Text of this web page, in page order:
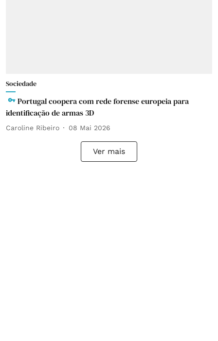
Sociedade
Portugal coopera com rede forense europeia para
identificação de armas 3D
Caroline Ribeiro 08 Mai 2026
Ver mais